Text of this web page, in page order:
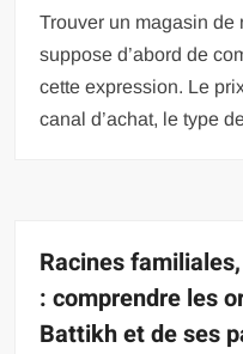
Trouver un magasin de
suppose d’abord de
cette expression. Le
canal d’achat, le type
Racines
: comprendre les
Battikh et de ses